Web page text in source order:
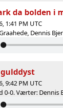
da bolden i
1:41 PM UTC
Dennis
9:42 PM UTC
0-0. Værter: Dennis